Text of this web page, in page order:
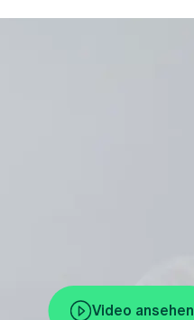
Video ansehen